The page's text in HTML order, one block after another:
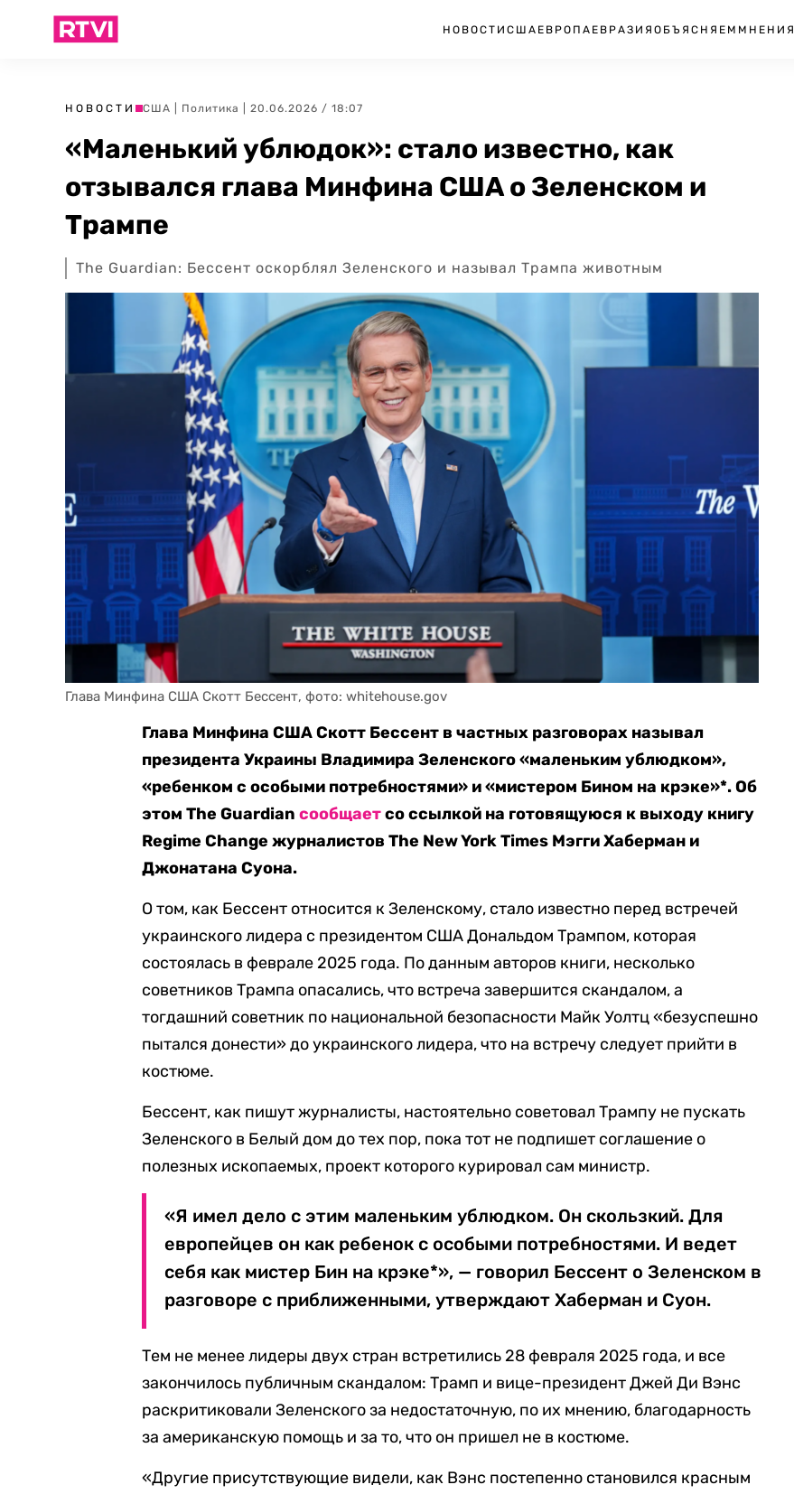
НОВОСТИ США ЕВРОПА ЕВРАЗИЯ ОБЪЯСНЯЕМ МНЕНИЯ
НОВОСТИ США Политика | 20.06.2026 / 18:07
«Маленький ублюдок»: стало известно, как
отзывался глава Минфина США о Зеленском и
Трампе
The Guardian: Бессент оскорблял Зеленского и называл Трампа животным
Глава Минфина США Скотт Бессент, фото: whitehouse.gov
Глава Минфина США Скотт Бессент в частных разговорах называл
президента Украины Владимира Зеленского «маленьким ублюдком»,
«ребенком с особыми потребностями» и «мистером Бином на крэке»*. Об
этом The Guardianсообщаетсо ссылкой на готовящуюся к выходу книгу
Regime Change журналистов The New York Times Мэгги Хаберман и
Джонатана Суона.
О том, как Бессент относится к Зеленскому, стало известно перед встречей
украинского лидера с президентом США Дональдом Трампом, которая
состоялась в феврале 2025 года. По данным авторов книги, несколько
советников Трампа опасались, что встреча завершится скандалом, а
тогдашний советник по национальной безопасности Майк Уолтц «безуспешно
пытался донести» до украинского лидера, что на встречу следует прийти в
костюме.
Бессент, как пишут журналисты, настоятельно советовал Трампу не пускать
Зеленского в Белый дом до тех пор, пока тот не подпишет соглашение о
полезных ископаемых, проект которого курировал сам министр.
«Я имел дело с этим маленьким ублюдком. Он скользкий. Для
европейцев он как ребенок с особыми потребностями. И ведет
себя как мистер Бин на крэке*», — говорил Бессент о Зеленском в
разговоре с приближенными, утверждают Хаберман и Суон.
Тем не менее лидеры двух стран встретились 28 февраля 2025 года, и все
закончилось публичным скандалом: Трамп и вице-президент Джей Ди Вэнс
раскритиковали Зеленского за недостаточную, по их мнению, благодарность
за американскую помощь и за то, что он пришел не в костюме.
«Другие присутствующие видели, как Вэнс постепенно становился красным